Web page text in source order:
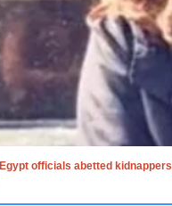
officials abetted